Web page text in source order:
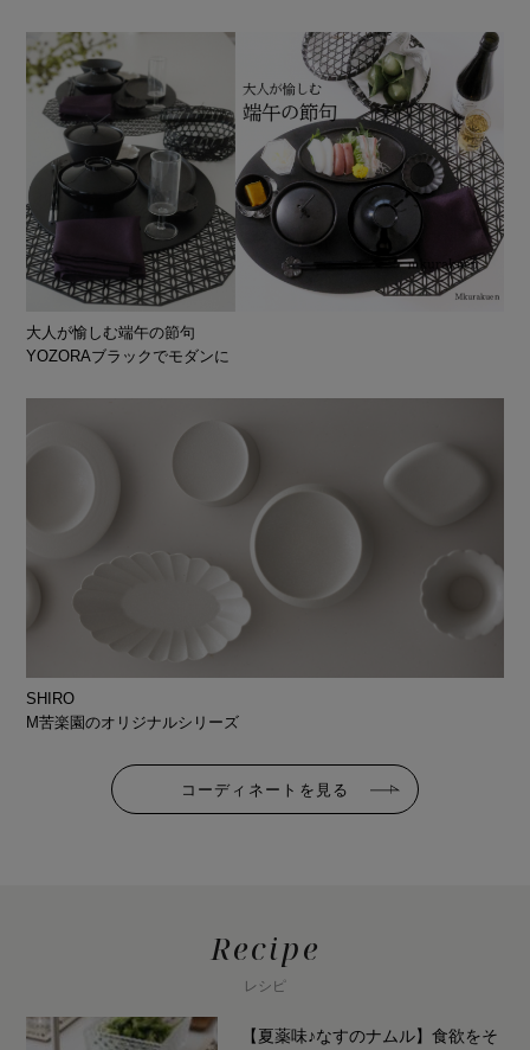
大人が愉しむ端午の節句
YOZORAブラックでモダンに
SHIRO
M苦楽園のオリジナルシリーズ
コーディネートを見る
Recipe
レシピ
【夏薬味♪なすのナムル】食欲をそ